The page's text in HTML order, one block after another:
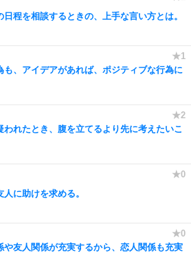
日程を相談するときの、上手な言い方とは。
も、アイデアがあれば、ポジティブな行為に
われたとき、腹を立てるより先に考えたいこ
人に助けを求める。
や友人関係が充実するから、恋人関係も充実